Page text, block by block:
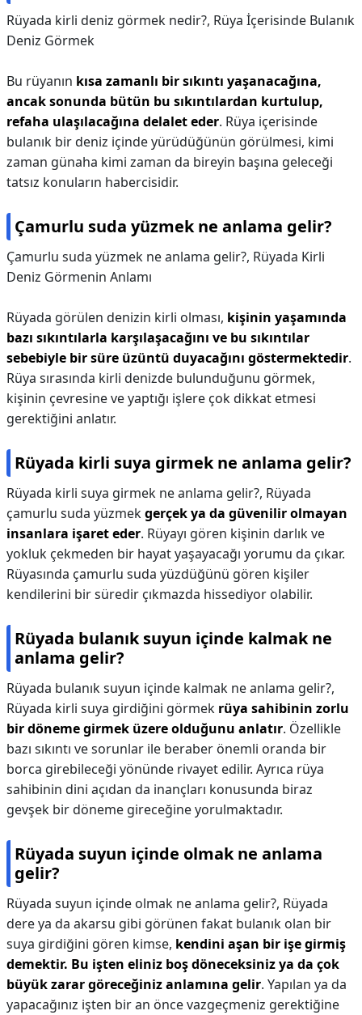
Rüyada kirli deniz görmek nedir?, Rüya İçerisinde Bulanık
Deniz Görmek
Bu rüyanın kısa zamanlı bir sıkıntı yaşanacağına,
ancak sonunda bütün bu sıkıntılardan kurtulup,
refaha ulaşılacağına delalet eder. Rüya içerisinde
bulanık bir deniz içinde yürüdüğünün görülmesi, kimi
zaman günaha kimi zaman da bireyin başına geleceği
tatsız konuların habercisidir.
Çamurlu suda yüzmek ne anlama gelir?
Çamurlu suda yüzmek ne anlama gelir?, Rüyada Kirli
Deniz Görmenin Anlamı
Rüyada görülen denizin kirli olması, kişinin yaşamında
bazı sıkıntılarla karşılaşacağını ve bu sıkıntılar
sebebiyle bir süre üzüntü duyacağını göstermektedir.
Rüya sırasında kirli denizde bulunduğunu görmek,
kişinin çevresine ve yaptığı işlere çok dikkat etmesi
gerektiğini anlatır.
Rüyada kirli suya girmek ne anlama gelir?
Rüyada kirli suya girmek ne anlama gelir?, Rüyada
çamurlu suda yüzmekgerçek ya da güvenilir olmayan
insanlara işaret eder. Rüyayı gören kişinin darlık ve
yokluk çekmeden bir hayat yaşayacağı yorumu da çıkar.
Rüyasında çamurlu suda yüzdüğünü gören kişiler
kendilerini bir süredir çıkmazda hissediyor olabilir.
Rüyada bulanık suyun içinde kalmak ne
anlama gelir?
Rüyada bulanık suyun içinde kalmak ne anlama gelir?,
Rüyada kirli suya girdiğini görmek rüya sahibinin zorlu
bir döneme girmek üzere olduğunu anlatır. Özellikle
bazı sıkıntı ve sorunlar ile beraber önemli oranda bir
borca girebileceği yönünde rivayet edilir. Ayrıca rüya
sahibinin dini açıdan da inançları konusunda biraz
gevşek bir döneme gireceğine yorulmaktadır.
Rüyada suyun içinde olmak ne anlama
gelir?
Rüyada suyun içinde olmak ne anlama gelir?, Rüyada
dere ya da akarsu gibi görünen fakat bulanık olan bir
suya girdiğini gören kimse, kendini aşan bir işe girmiş
demektir. Bu işten eliniz boş döneceksiniz ya da çok
büyük zarar göreceğiniz anlamına gelir. Yapılan ya da
yapacağınız işten bir an önce vazgeçmeniz gerektiğine